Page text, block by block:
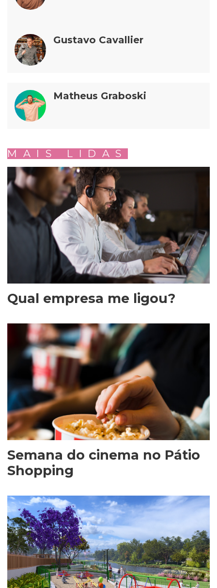
Gustavo Cavallier
Matheus Graboski
MAIS LIDAS
Qual empresa me ligou?
Semana do cinema no Pátio
Shopping